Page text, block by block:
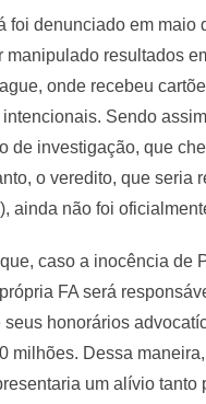
foi denunciado em maio
manipulado resultados
onde recebeu
Sendo
de investigação, que
o veredito, que seria
ainda não foi
caso a inocência de
FA será
seus honorários
milhões. Dessa
um alívio tanto